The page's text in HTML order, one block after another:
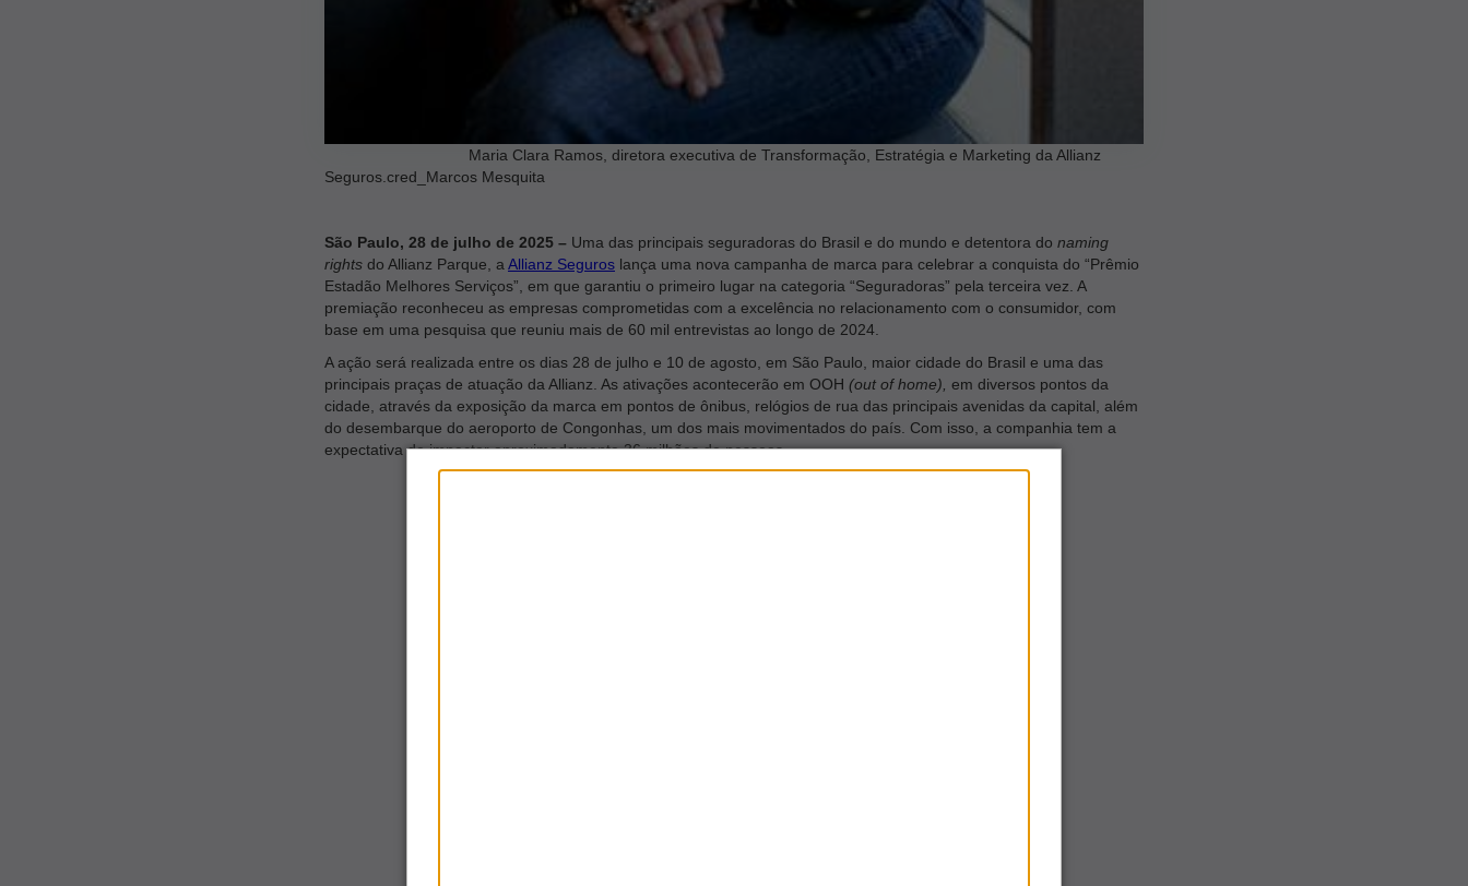
Maria Clara Ramos, diretora executiva de Transformação, Estratégia e Marketing da Allianz
Seguros.cred_Marcos Mesquita
São Paulo, 28 de julho de 2025 – Uma das principais seguradoras do Brasil e do mundo e detentora do naming
rights do Allianz Parque, a Allianz Seguros lança uma nova campanha de marca para celebrar a conquista do “Prêmio
Estadão Melhores Serviços”, em que garantiu o primeiro lugar na categoria “Seguradoras” pela terceira vez. A
premiação reconheceu as empresas comprometidas com a excelência no relacionamento com o consumidor, com
base em uma pesquisa que reuniu mais de 60 mil entrevistas ao longo de 2024.
A ação será realizada entre os dias 28 de julho e 10 de agosto, em São Paulo, maior cidade do Brasil e uma das
principais praças de atuação da Allianz. As ativações acontecerão em OOH (out of home), em diversos pontos da
cidade, através da exposição da marca em pontos de ônibus, relógios de rua das principais avenidas da capital, além
do desembarque do aeroporto de Congonhas, um dos mais movimentados do país. Com isso, a companhia tem a
expectativa de impactar aproximadamente 36 milhões de pessoas.